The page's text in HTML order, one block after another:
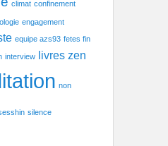
climat confinement
engagement
equipe azs93 fetes fin
interview livres zen
non
silence